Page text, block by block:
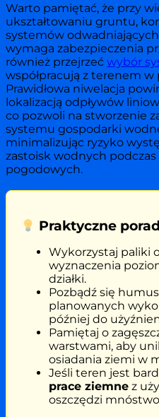
Warto pamiętać, że przy
ukształtowaniu gruntu,
systemów odwadniających.
wymaga zabezpieczenia
również przejrzeć wybór
współpracują z terenem w
Prawidłowa niwelacja
lokalizacją odpływów
co pozwoli na stworzenie
systemu gospodarki
minimalizując ryzyko
zastoisk wodnych
pogodowych.
Praktyczne
Wykorzystaj paliki
wyznaczenia
działki.
Pozbądź się
planowanych
później do
Pamiętaj o
warstwami, aby
osiadania ziemi w
Jeśli teren jest
prace ziemne z
oszczędzi